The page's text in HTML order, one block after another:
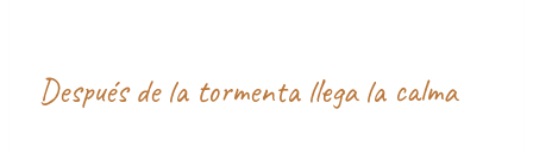
Después de la tormenta llega la calma